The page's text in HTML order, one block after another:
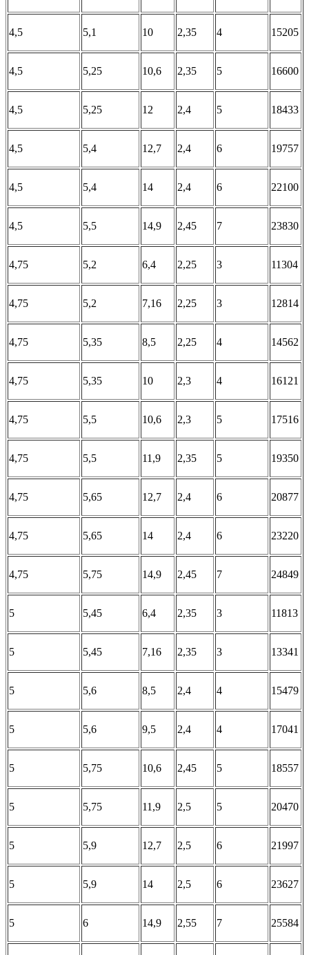
4,5 5,1 10 2,35 4 15205
4,5 5,25 10,6 2,35 5 16600
4,5 5,25 12 2,4 5 18433
4,5 5,4 12,7 2,4 6 19757
4,5 5,4 14 2,4 6 22100
4,5 5,5 14,9 2,45 7 23830
4,75 5,2 6,4 2,25 3 11304
4,75 5,2 7,16 2,25 3 12814
4,75 5,35 8,5 2,25 4 14562
4,75 5,35 10 2,3 4 16121
4,75 5,5 10,6 2,3 5 17516
4,75 5,5 11,9 2,35 5 19350
4,75 5,65 12,7 2,4 6 20877
4,75 5,65 14 2,4 6 23220
4,75 5,75 14,9 2,45 7 24849
5 5,45 6,4 2,35 3 11813
5 5,45 7,16 2,35 3 13341
5 5,6 8,5 2,4 4 15479
5 5,6 9,5 2,4 4 17041
5 5,75 10,6 2,45 5 18557
5 5,75 11,9 2,5 5 20470
5 5,9 12,7 2,5 6 21997
5 5,9 14 2,5 6 23627
5 6 14,9 2,55 7 25584